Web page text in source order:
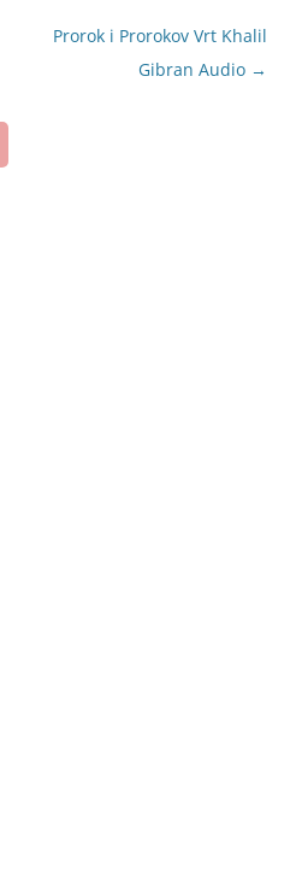
Prorok i Prorokov Vrt Khalil
Gibran Audio →